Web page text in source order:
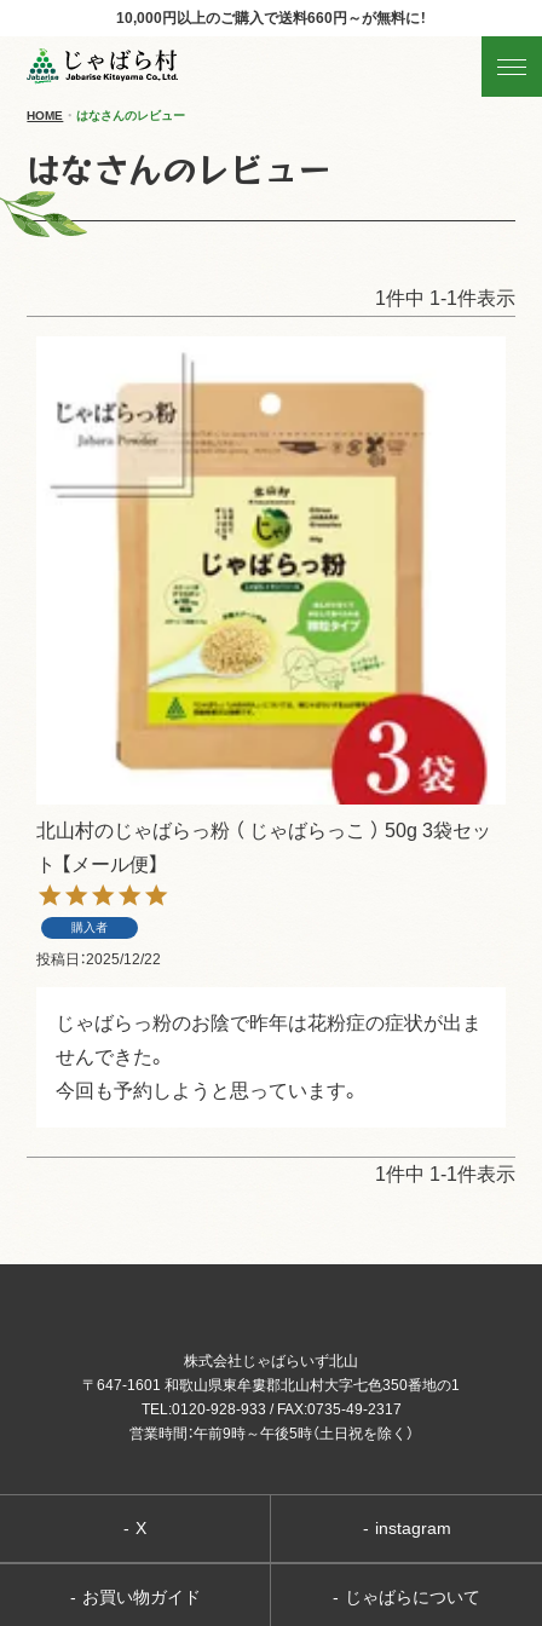
10,000円以上のご購入で送料660円～が無料に！
HOME はなさんのレビュー
はなさんのレビュー
1件中 1-1件表示
北山村のじゃばらっ粉 （ じゃばらっこ ） 50g 3袋セッ
ト 【メール便】
購入者
投稿日 2025/12/22
じゃばらっ粉のお陰で昨年は花粉症の症状が出ま
せんできた。
今回も予約しようと思っています。
1件中 1-1件表示
株式会社じゃばらいず北山
〒647-1601 和歌山県東牟婁郡北山村大字七色350番地の1
TEL:0120-928-933 / FAX:0735-49-2317
営業時間：午前9時～午後5時（土日祝を除く）
- instagram
- X
- じゃばらについて
- お買い物ガイド
じゃばらの商品を探す
産地直送!旬の商品
商品の分類から探す
ギフト
すべての商品を見る